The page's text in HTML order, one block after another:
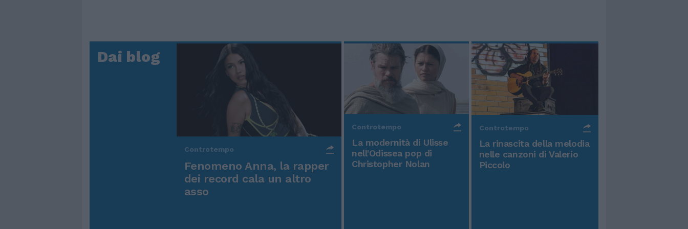
Dai blog
Controtempo
Fenomeno Anna, la rapper
dei record cala un altro
asso
Controtempo
La modernità di Ulisse
nell'Odissea pop di
Christopher Nolan
Controtempo
La rinascita della melodia
nelle canzoni di Valerio
Piccolo